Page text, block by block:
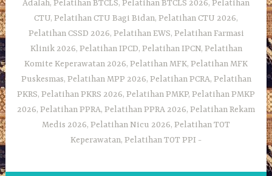
Adalah, Pelatihan BTCLS, Pelatihan BTCLS 2026, Pelatihan
CTU, Pelatihan CTU Bagi Bidan, Pelatihan CTU 2026,
Pelatihan CSSD 2026, Pelatihan EWS, Pelatihan Farmasi
Klinik 2026, Pelatihan IPCD, Pelatihan IPCN, Pelatihan
Komite Keperawatan 2026, Pelatihan MFK, Pelatihan MFK
Puskesmas, Pelatihan MPP 2026, Pelatihan PCRA, Pelatihan
PKRS, Pelatihan PKRS 2026, Pelatihan PMKP, Pelatihan PMKP
2026, Pelatihan PPRA, Pelatihan PPRA 2026, Pelatihan Rekam
Medis 2026, Pelatihan Nicu 2026, Pelatihan TOT
Keperawatan, Pelatihan TOT PPI